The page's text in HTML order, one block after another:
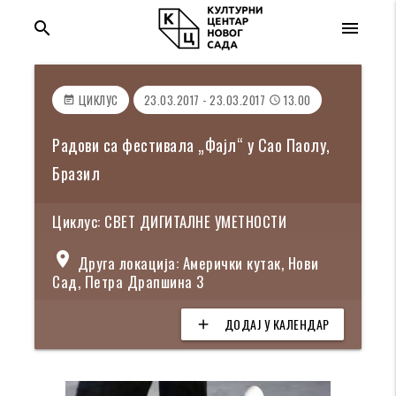
menu
search
event_note ЦИКЛУС 23.03.2017 - 23.03.2017 access_time 13.00
Радови са фестивала „Фајл“ у Сао Паолу,
Бразил
Циклус: СВЕТ ДИГИТАЛНЕ УМЕТНОСТИ
location_on Друга локација: Амерички кутак, Нови
Сад, Петра Драпшина 3
add ДОДАЈ У КАЛЕНДАР